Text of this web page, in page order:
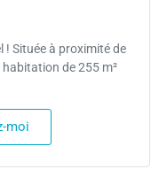
! Située à proximité de
de 255 m²
moi